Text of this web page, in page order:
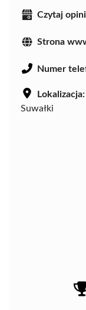
Czytaj
Strona
Numer
Lokalizacja:
Suwałki